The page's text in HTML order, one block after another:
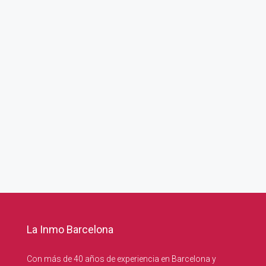
La Inmo Barcelona
Con más de 40 años de experiencia en Barcelona y